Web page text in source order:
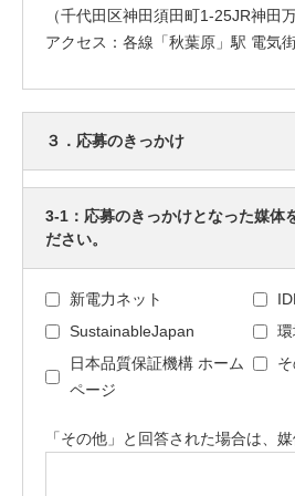
（千代田区神田須田町1-25JR神田
アクセス：各線「秋葉原」駅 電
３．応募のきっかけ
3-1：応募のきっかけとなった媒体
ださい。
新電力ネット
SustainableJapan
日本品質保証機構 ホーム
ページ
「その他」と回答された場合は、